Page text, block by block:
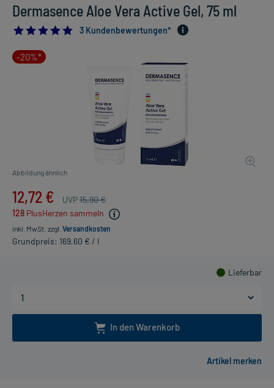
Dermasence Aloe Vera Active Gel, 75 ml
5.0
3 Kundenbewertungen*
-20%*
Abbildung ähnlich
12,72 € UVP15,90 €
128 PlusHerzen sammeln
inkl. MwSt. zzgl. Versandkosten
Grundpreis: 169,60 € / l
Lieferbar
In den Warenkorb